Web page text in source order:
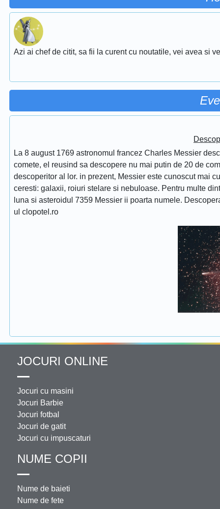
Azi ai chef de citit, sa fii la curent cu noutatile, vei avea si
La 8 august 1769 astronomul francez Charles Messier
comete, el reusind sa descopere nu mai putin de 20 de
descoperitor al lor. in prezent, Messier este cunoscut mai
ceresti: galaxii, roiuri stelare si nebuloase. Pentru multe
luna si asteroidul 7359 Messier ii poarta numele.
ul clopotel.ro
JOCURI ONLINE
Jocuri cu masini
Jocuri Barbie
Jocuri fotbal
Jocuri de gatit
Jocuri cu impuscaturi
NUME COPII
Nume de baieti
Nume de fete